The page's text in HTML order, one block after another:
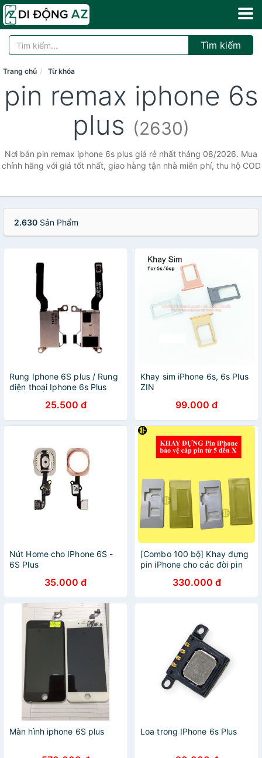
Tìm kiếm
Trang chủ Từ khóa
pin remax iphone 6s
plus (2630)
Nơi bán pin remax iphone 6s plus giá rẻ nhất tháng 08/2026. Mua
chính hãng với giá tốt nhất, giao hàng tận nhà miễn phí, thu hộ COD
2.630 Sản Phẩm
Rung Iphone 6S plus / Rung
điện thoại Iphone 6s Plus
25.500 đ
Khay sim iPhone 6s, 6s Plus
ZIN
99.000 đ
Nút Home cho IPhone 6S -
6S Plus
35.000 đ
[Combo 100 bộ] Khay đựng
pin iPhone cho các đời pin
8G, 6 Plus, 6S Plus, 7 Plus, 8
Plus, X.
330.000 đ
Màn hình iphone 6S plus Loa trong IPhone 6s Plus